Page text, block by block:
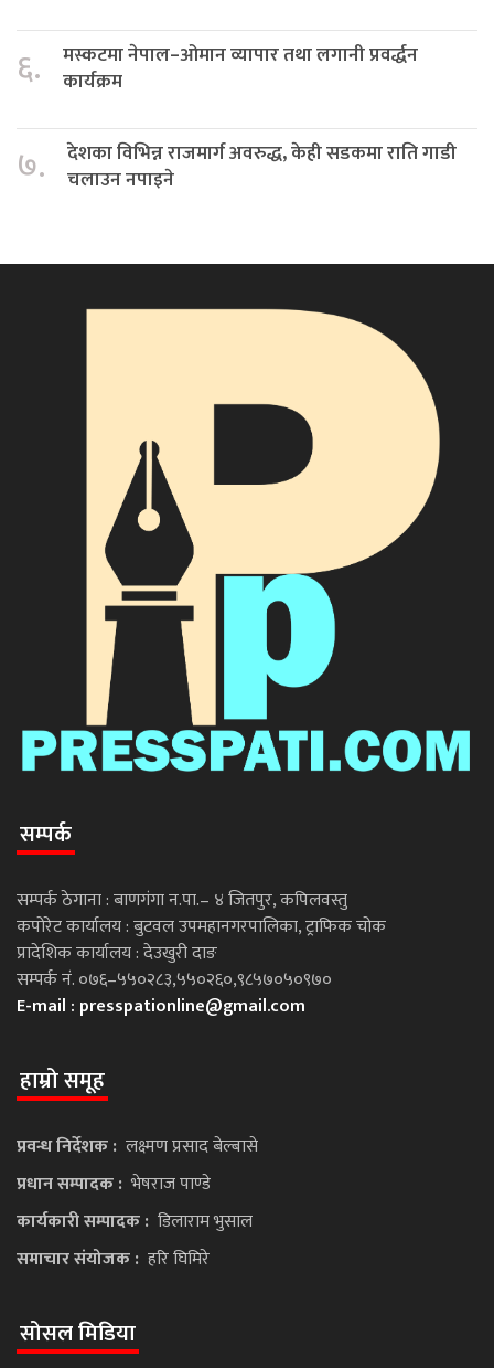
६.
मस्कटमा नेपाल–ओमान व्यापार तथा लगानी प्रवर्द्धन
कार्यक्रम
७.
देशका विभिन्न राजमार्ग अवरुद्ध, केही सडकमा राति गाडी
चलाउन नपाइने
सम्पर्क
सम्पर्क ठेगाना : बाणगंगा न.पा.– ४ जितपुर, कपिलवस्तु
कपोरेट कार्यालय : बुटवल उपमहानगरपालिका, ट्राफिक चोक
प्रादेशिक कार्यालय : देउखुरी दाङ
सम्पर्क नं. ०७६–५५०२८३,५५०२६०,९८५७०५०९७०
E-mail : presspationline@gmail.com
हाम्रो समूह
प्रवन्ध निर्देशक : लक्ष्मण प्रसाद बेल्बासे
प्रधान सम्पादक : भेषराज पाण्डे
कार्यकारी सम्पादक : डिलाराम भुसाल
समाचार संयोजक : हरि घिमिरे
सोसल मिडिया